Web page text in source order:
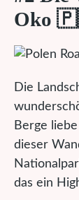
Oko
Die
Berge
dieser
das ein